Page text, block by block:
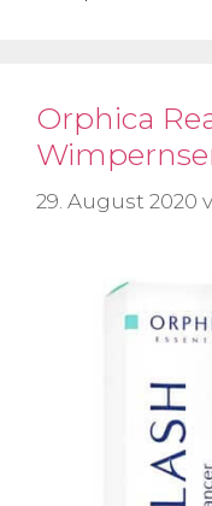
Orphica
29. August 2020